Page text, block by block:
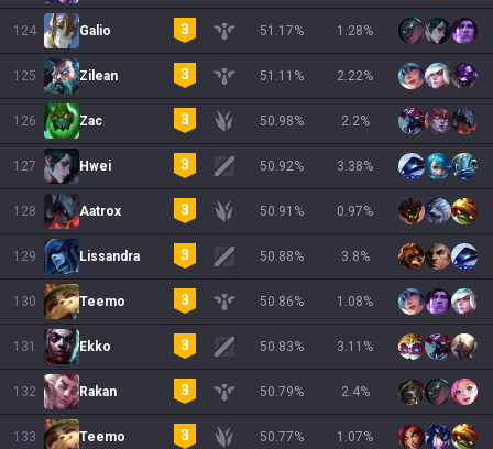
124 Galio 51.17% 1.28%
125 Zilean 51.11 % 2.22%
126 Zac 50.98% 2.2%
127 Hwei 50.92% 3.38%
128 Aatrox 50.91 % 0.97%
129 Lissandra 50.88% 3.8%
130 Teemo 50.86% 1.08%
131 Ekko 50.83% 3.11 %
132 Rakan 50.79% 2.4%
133 Teemo 50.77% 1.07%